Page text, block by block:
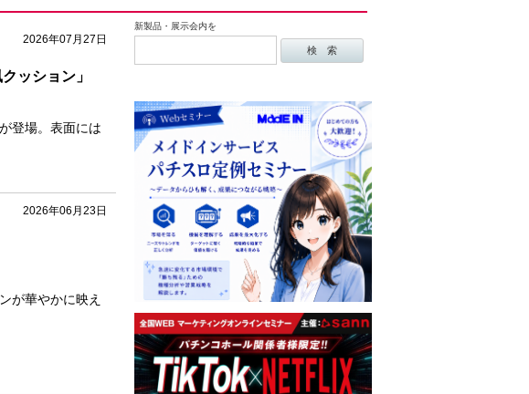
新製品・展示会内を
2026年07月27日
ッション」
登場。表面には
2026年06月23日
が華やかに映え